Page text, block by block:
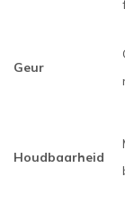
Geur
Houdbaarheid